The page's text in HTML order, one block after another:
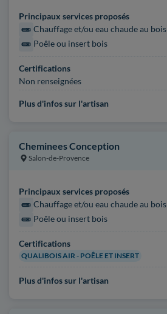
Principaux services proposés
Chauffage et/ou eau chaude au bois
Poêle ou insert bois
Certifications
Non renseignées
Plus d'infos sur l'artisan
Cheminees Conception
Salon-de-Provence
Principaux services proposés
Chauffage et/ou eau chaude au bois
Poêle ou insert bois
Certifications
QUALIBOIS AIR - POÊLE ET INSERT
Plus d'infos sur l'artisan